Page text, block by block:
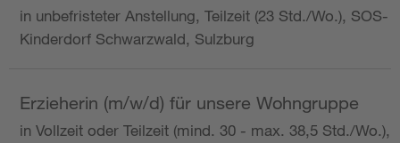
in unbefristeter Anstellung, Teilzeit (23 Std./Wo.), SOS-
Kinderdorf Schwarzwald, Sulzburg
Erzieherin (m/w/d) für unsere Wohngruppe
in Vollzeit oder Teilzeit (mind. 30 - max. 38,5 Std./Wo.),